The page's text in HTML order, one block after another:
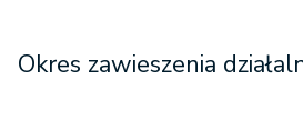
Okres zawieszenia